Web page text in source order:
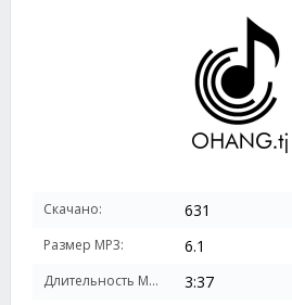
Скачано: 631
Размер MP3: 6.1
Длительность MP3: 3:37